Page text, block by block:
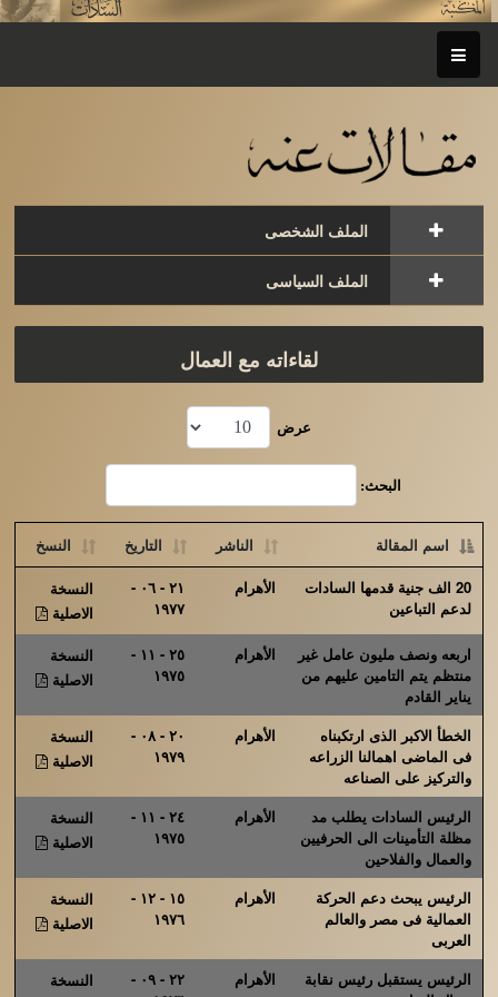
الملف الشخصى
الملف السياسى
لقاءاته مع العمال
عرض
البحث:
اسم المقالة الناشر التاريخ
النسخ
20 الف جنية قدمها السادات
لدعم التباعين
الأهرام
٢١ - ٠٦ -
١٩٧٧
النسخة
الاصلية
اربعه ونصف مليون عامل غير
منتظم يتم التامين عليهم من
يناير القادم
الأهرام
٢٥ - ١١ -
١٩٧٥
النسخة
الاصلية
الخطأ الاكبر الذى ارتكبناه
فى الماضى اهمالنا الزراعه
والتركيز على الصناعه
الأهرام
٢٠ - ٠٨ -
١٩٧٩
النسخة
الاصلية
الرئيس السادات يطلب مد
مظلة التأمينات الى الحرفيين
والعمال والفلاحين
الأهرام
٢٤ - ١١ -
١٩٧٥
النسخة
الاصلية
الرئيس يبحث دعم الحركة
العمالية فى مصر والعالم
العربى
الأهرام
١٥ - ١٢ -
١٩٧٦
النسخة
الاصلية
الرئيس يستقبل رئيس نقابة
الأهرام
٢٢ - ٠٩ -
النسخة